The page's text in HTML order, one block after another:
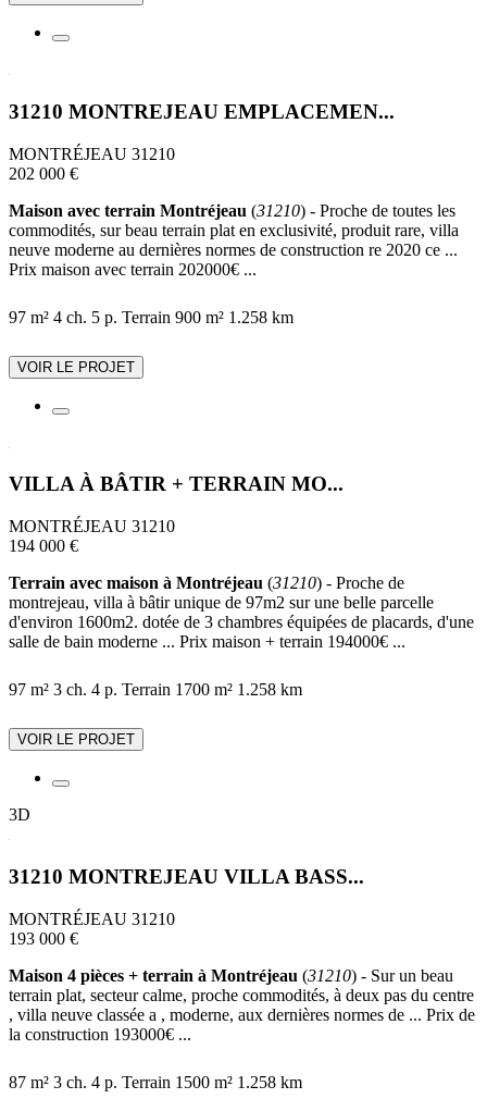
31210 MONTREJEAU EMPLACEMEN...
MONTRÉJEAU 31210
202 000 €
Maison avec terrain Montréjeau (31210) - Proche de toutes les
commodités, sur beau terrain plat en exclusivité, produit rare, villa
neuve moderne au dernières normes de construction re 2020 ce ...
Prix maison avec terrain 202000€ ...
97 m² 4 ch. 5 p. Terrain 900 m² 1.258 km
VOIR LE PROJET
VILLA À BÂTIR + TERRAIN MO...
MONTRÉJEAU 31210
194 000 €
Terrain avec maison à Montréjeau (31210) - Proche de
montrejeau, villa à bâtir unique de 97m2 sur une belle parcelle
d'environ 1600m2. dotée de 3 chambres équipées de placards, d'une
salle de bain moderne ... Prix maison + terrain 194000€ ...
97 m² 3 ch. 4 p. Terrain 1700 m² 1.258 km
VOIR LE PROJET
3D
31210 MONTREJEAU VILLA BASS...
MONTRÉJEAU 31210
193 000 €
Maison 4 pièces + terrain à Montréjeau (31210) - Sur un beau
terrain plat, secteur calme, proche commodités, à deux pas du centre
, villa neuve classée a , moderne, aux dernières normes de ... Prix de
la construction 193000€ ...
87 m² 3 ch. 4 p. Terrain 1500 m² 1.258 km